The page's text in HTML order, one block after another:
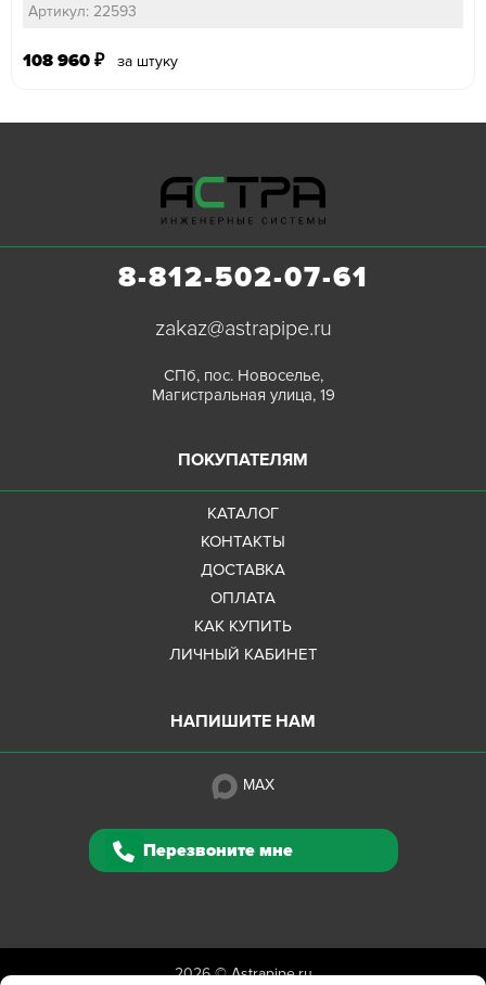
Артикул: 22593
108 960 ₽ за штуку
8-812-502-07-61
zakaz@astrapipe.ru
СПб, пос. Новоселье,
Магистральная улица, 19
ПОКУПАТЕЛЯМ
КАТАЛОГ
КОНТАКТЫ
ДОСТАВКА
ОПЛАТА
КАК КУПИТЬ
ЛИЧНЫЙ КАБИНЕТ
НАПИШИТЕ НАМ
MAX
Перезвоните мне
2026 ©Astrapipe.ru